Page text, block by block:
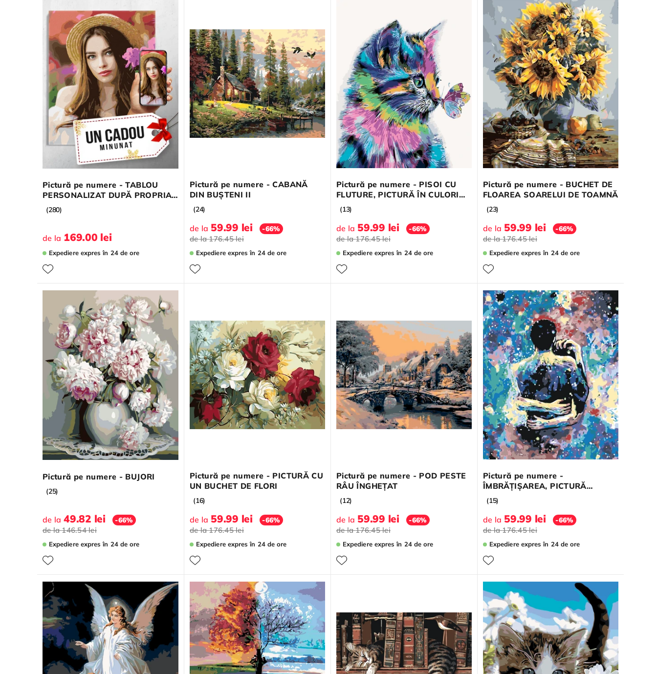
Pictură pe numere - TABLOU
PERSONALIZAT DUPĂ PROPRIA
FOTO...
(280)
de la 169.00 lei
Expediere expresîn 24 de ore
Pictură pe numere - CABANĂ
DIN BUȘTENI II
(24)
de la 59.99 lei -66%
de la176.45 lei
Expediere expresîn 24 de ore
Pictură pe numere - PISOI CU
FLUTURE, PICTURĂ ÎN CULORI
V...
(13)
de la 59.99 lei -66%
de la176.45 lei
Expediere expresîn 24 de ore
Pictură pe numere - BUCHET DE
FLOAREA SOARELUI DE TOAMNĂ
(23)
de la 59.99 lei -66%
de la176.45 lei
Expediere expresîn 24 de ore
Pictură pe numere - BUJORI
(25)
de la 49.82 lei -66%
de la146.54 lei
Expediere expresîn 24 de ore
Pictură pe numere - PICTURĂ CU
UN BUCHET DE FLORI
(16)
de la 59.99 lei -66%
de la176.45 lei
Expediere expresîn 24 de ore
Pictură pe numere - POD PESTE
RÂU ÎNGHEȚAT
(12)
de la 59.99 lei -66%
de la176.45 lei
Expediere expresîn 24 de ore
Pictură pe numere -
ÎMBRĂȚIȘAREA, PICTURĂ
COLORATĂ VIU
(15)
de la 59.99 lei -66%
de la176.45 lei
Expediere expresîn 24 de ore